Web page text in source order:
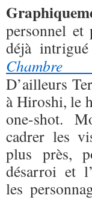
personnel et
déjà
Chambre
D’ailleurs
à Hiroshi, le
one-shot.
cadrer les
plus près,
désarroi et
les